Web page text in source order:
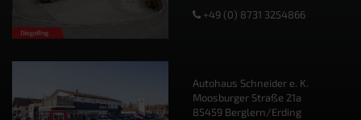
+49 (0) 8731 3254866
Autohaus Schneider e. K.
Moosburger Straße 21a
85459 Berglern/Erding